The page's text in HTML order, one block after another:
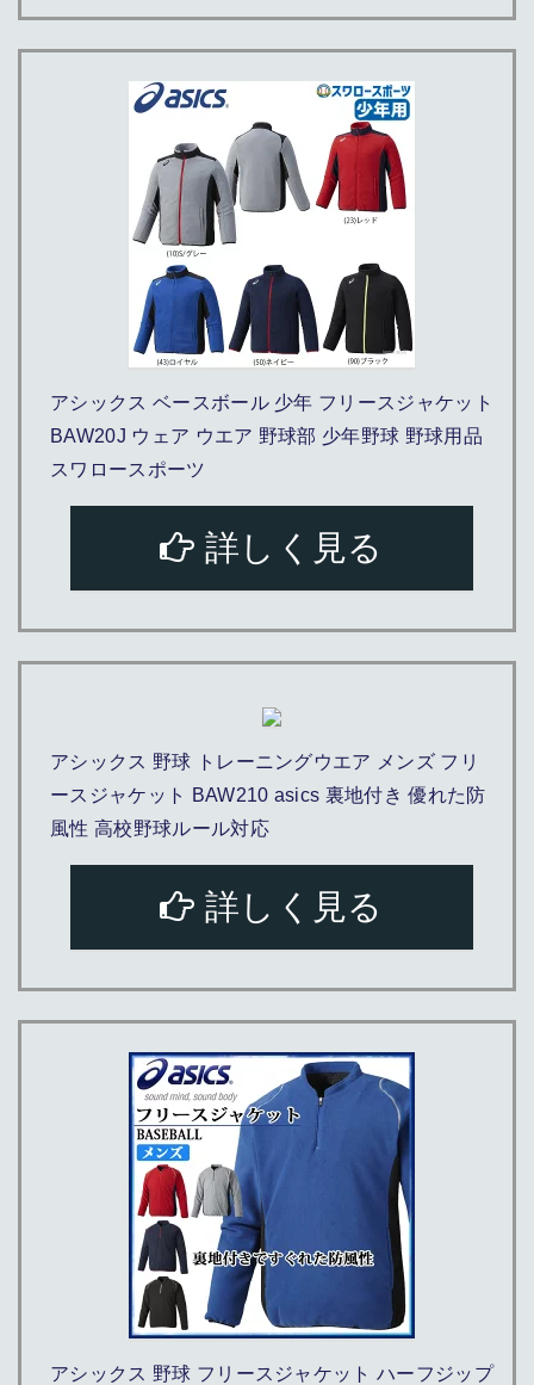
アシックス ベースボール 少年 フリースジャケット
BAW20J ウェア ウエア 野球部 少年野球 野球用品
スワロースポーツ
詳しく見る
アシックス 野球 トレーニングウエア メンズ フリ
ースジャケット BAW210 asics 裏地付き 優れた防
風性 高校野球ルール対応
詳しく見る
アシックス 野球 フリースジャケット ハーフジップ